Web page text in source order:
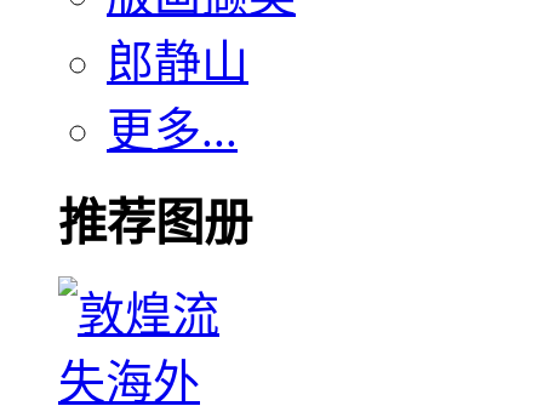
郎静山
更多...
推荐图册